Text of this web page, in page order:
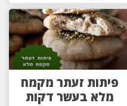
פיתות זעתר מקמח
מלא בעשר דקות